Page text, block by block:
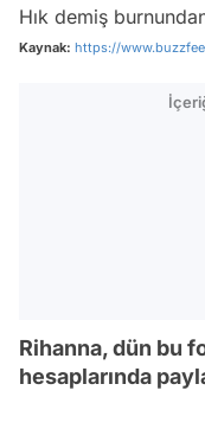
Hık demiş
Kaynak: https://
Rihanna, dün bu
hesaplarında